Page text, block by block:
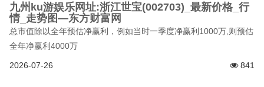
九州ku游娱乐网址:浙江世宝(002703)_最新价格_行
情_走势图—东方财富网
总市值除以全年预估净赢利，例如当时一季度净赢利1000万,则预估
全年净赢利4000万
2026-07-26 841